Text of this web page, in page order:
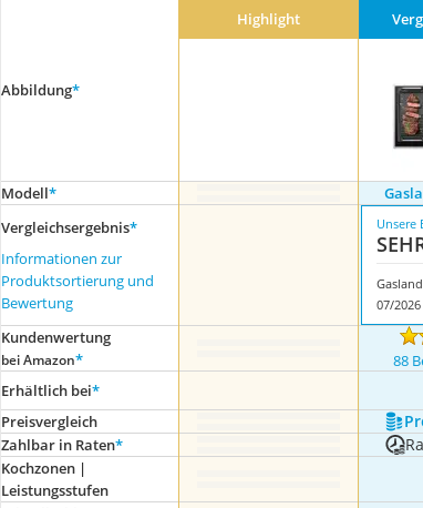
Abbildung*
Highlight
Modell*
Vergleichsergebnis*
Informationen zur
Produktsortierung und
Bewertung
Unsere
07/2026
Kundenwertung
bei Amazon* 88
Erhältlich bei*
Preis­vergleich
Zahlbar in Raten*
Kochzonen |
Leistungsstufen